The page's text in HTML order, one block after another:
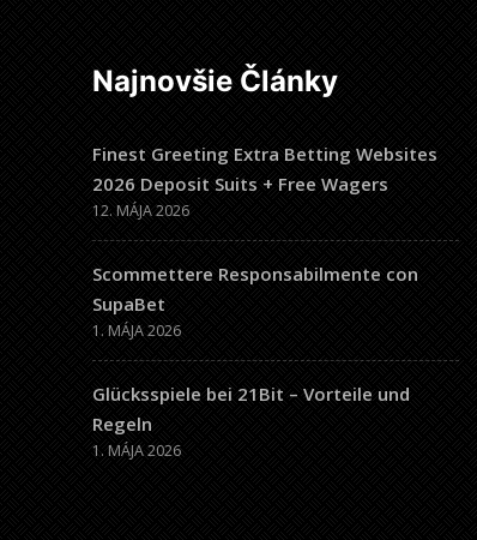
Najnovšie Články
Finest Greeting Extra Betting Websites
2026 Deposit Suits + Free Wagers
12. MÁJA 2026
Scommettere Responsabilmente con
SupaBet
1. MÁJA 2026
Glücksspiele bei 21Bit – Vorteile und
Regeln
1. MÁJA 2026